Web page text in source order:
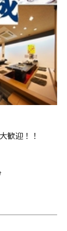
歓迎！！